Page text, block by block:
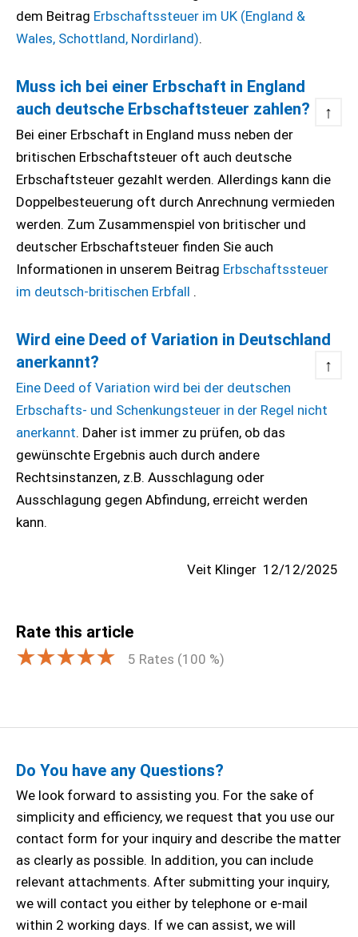
dem Beitrag Erbschaftssteuer im UK (England &
Wales, Schottland, Nordirland).
Muss ich bei einer Erbschaft in England
auch deutsche Erbschaftsteuer zahlen?
↑
Bei einer Erbschaft in England muss neben der
britischen Erbschaftsteuer oft auch deutsche
Erbschaftsteuer gezahlt werden. Allerdings kann die
Doppelbesteuerung oft durch Anrechnung vermieden
werden. Zum Zusammenspiel von britischer und
deutscher Erbschaftsteuer finden Sie auch
Informationen in unserem Beitrag Erbschaftssteuer
im deutsch-britischen Erbfall .
Wird eine Deed of Variation in Deutschland
anerkannt?
↑
Eine Deed of Variation wird bei der deutschen
Erbschafts- und Schenkungsteuer in der Regel nicht
anerkannt. Daher ist immer zu prüfen, ob das
gewünschte Ergebnis auch durch andere
Rechtsinstanzen, z.B. Ausschlagung oder
Ausschlagung gegen Abfindung, erreicht werden
kann.
Veit Klinger 12/12/2025
Rate this article
5 Rates (100 %)
Do You have any Questions?
We look forward to assisting you. For the sake of
simplicity and efficiency, we request that you use our
contact form for your inquiry and describe the matter
as clearly as possible. In addition, you can include
relevant attachments. After submitting your inquiry,
we will contact you either by telephone or e-mail
within 2 working days. If we can assist, we will